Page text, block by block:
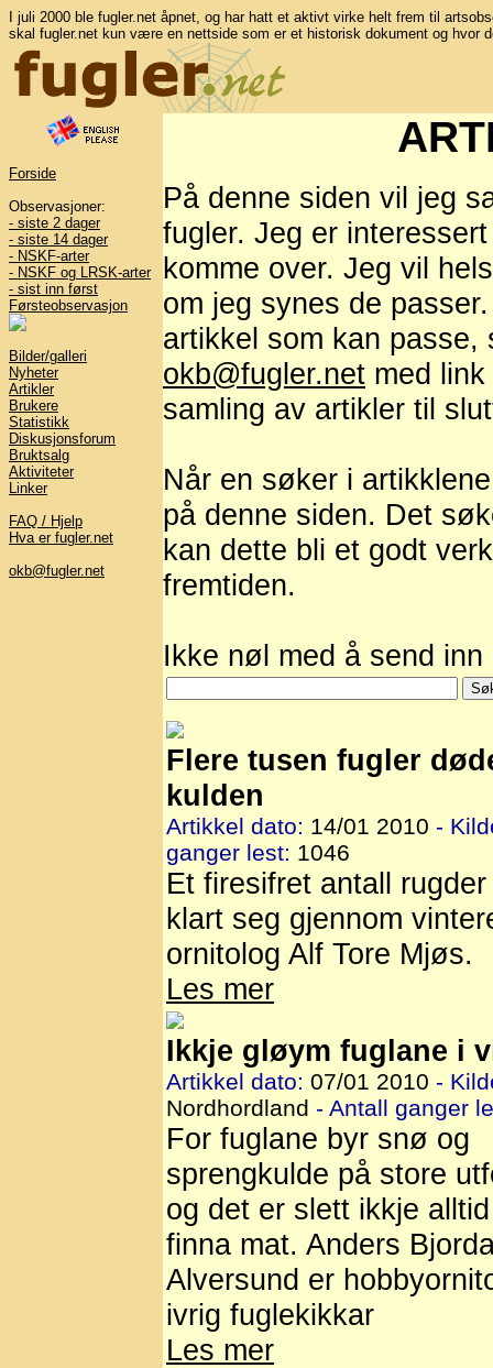
I juli 2000 ble fugler.net åpnet, og har hatt et aktivt virke helt frem til
skal fugler.net kun være en nettside som er et historisk dokument og hvor
Forside
Observasjoner:
- siste 2 dager
- siste 14 dager
- NSKF-arter
- NSKF og LRSK-arter
- sist inn først
Førsteobservasjon
Bilder/galleri
Nyheter
Artikler
Brukere
Statistikk
Diskusjonsforum
Bruktsalg
Aktiviteter
Linker
FAQ / Hjelp
Hva er fugler.net
okb@fugler.net
På denne siden vil jeg
fugler. Jeg er
komme over. Jeg vil
om jeg synes de
artikkel som kan
okb@fugler.net med
samling av artikler til
Når en søker i
på denne siden. Det
kan dette bli et godt
fremtiden.
Ikke nøl med å send
Flere tusen fugler
kulden
Artikkel dato: 14/01 2010 -
ganger lest: 1046
Et firesifret antall
klart seg gjennom
ornitolog Alf Tore Mjøs.
Les mer
Ikkje gløym fuglane i
Artikkel dato: 07/01 2010 -
Nordhordland - Antall ganger
For fuglane byr snø og
sprengkulde på store
og det er slett ikkje
finna mat. Anders
Alversund er
ivrig fuglekikkar
Les mer